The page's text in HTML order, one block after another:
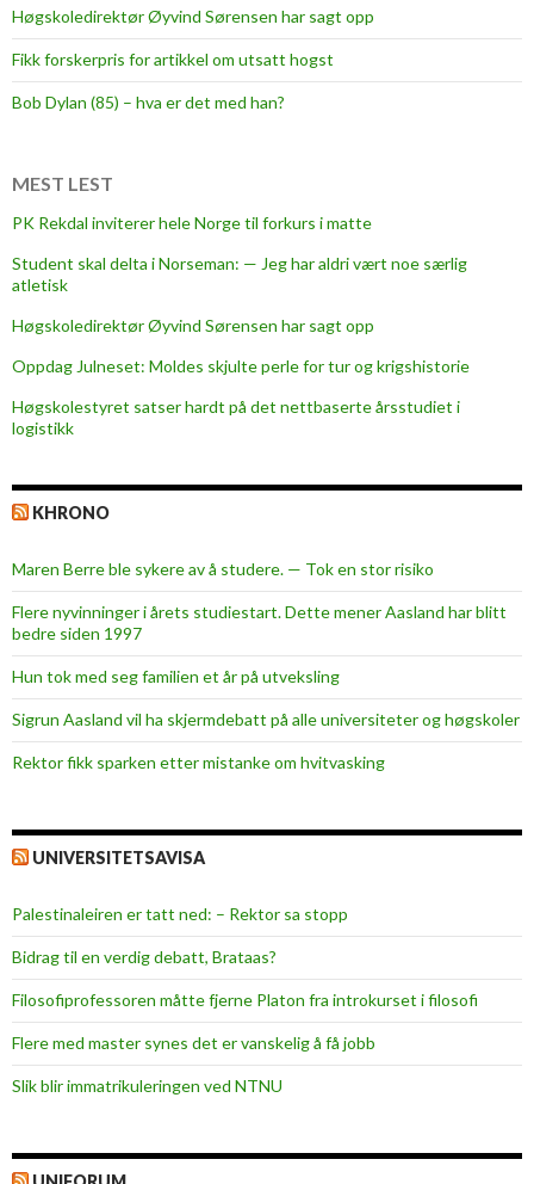
i
n
e
m
n
e
n
Høgskoledirektør Øyvind Sørensen har sagt opp
Fikk forskerpris for artikkel om utsatt hogst
Bob Dylan (85) – hva er det med han?
MEST LEST
PK Rekdal inviterer hele Norge til forkurs i matte
Student skal delta i Norseman: — Jeg har aldri vært noe særlig
atletisk
Høgskoledirektør Øyvind Sørensen har sagt opp
Oppdag Julneset: Moldes skjulte perle for tur og krigshistorie
Høgskolestyret satser hardt på det nettbaserte årsstudiet i
logistikk
KHRONO
Maren Berre ble sykere av å studere. — Tok en stor risiko
Flere nyvinninger i årets studiestart. Dette mener Aasland har blitt
bedre siden 1997
Hun tok med seg familien et år på utveksling
Sigrun Aasland vil ha skjerm­debatt på alle universiteter og høgskoler
Rektor fikk sparken etter mistanke om hvitvasking
UNIVERSITETSAVISA
Palestinaleiren er tatt ned: – Rektor sa stopp
Bidrag til en verdig debatt, Brataas?
Filosofiprofessoren måtte fjerne Platon fra introkurset i filosofi
Flere med master synes det er vanskelig å få jobb
Slik blir immatrikuleringen ved NTNU